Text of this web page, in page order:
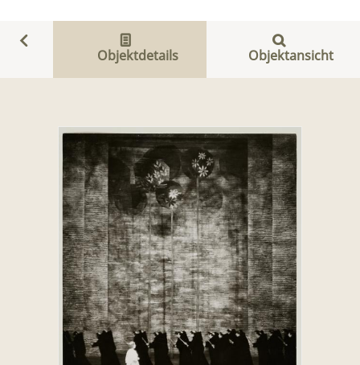
Objektdetails Objektansicht